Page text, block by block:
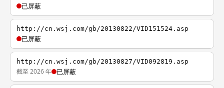
已屏蔽
http://cn.wsj.com/gb/20130822/VID151524.asp
已屏蔽
http://cn.wsj.com/gb/20130827/VID092819.asp
截至 2026 年 已屏蔽